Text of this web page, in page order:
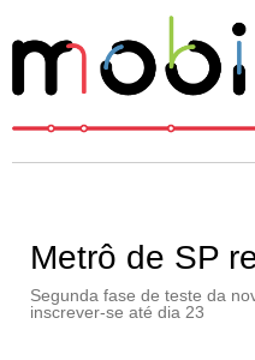
Metrô de SP
Segunda fase de teste da
inscrever-se até dia 23